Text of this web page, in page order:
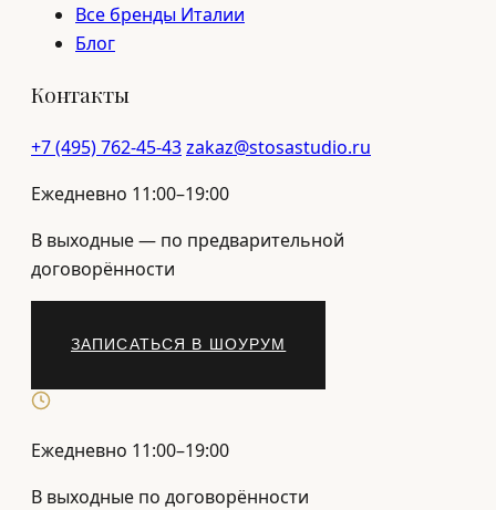
Все бренды Италии
Блог
Контакты
+7 (495) 762-45-43zakaz@stosastudio.ru
Ежедневно 11:00–19:00
В выходные — по предварительной
договорённости
ЗАПИСАТЬСЯ В ШОУРУМ
Ежедневно 11:00–19:00
В выходные по договорённости